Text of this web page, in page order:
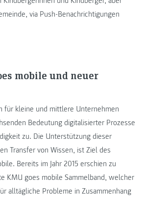
via Push-Benachrichtigungen
mobile und neuer
für kleine und mittlere Unternehmen
Bedeutung digitalisierter Prozesse
zu. Die Unterstützung dieser
Transfer von Wissen, ist Ziel des
Bereits im Jahr 2015 erschien zu
KMU goes mobile Sammelband, welcher
alltägliche Probleme in Zusammenhang